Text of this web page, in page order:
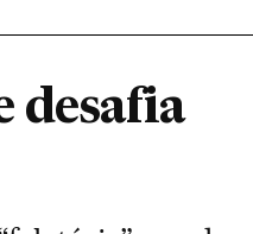
desafia